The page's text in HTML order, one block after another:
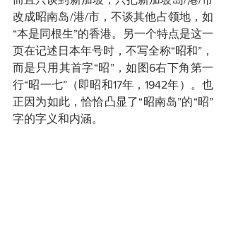
改成昭南岛/港/市，不谈其他占领地，如
“本是同根生”的香港。另一个特点是这一
页在记述日本年号时，不写全称“昭和”，
而是只用其首字“昭”，如图6右下角第一
行“昭一七”（即昭和17年，1942年）。也
正因为如此，恰恰凸显了“昭南岛”的“昭”
字的字义和内涵。